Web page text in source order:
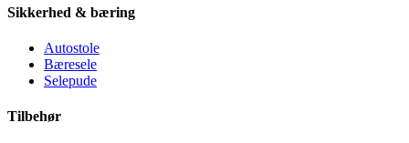
Sikkerhed & bæring
Autostole
Bæresele
Selepude
Tilbehør